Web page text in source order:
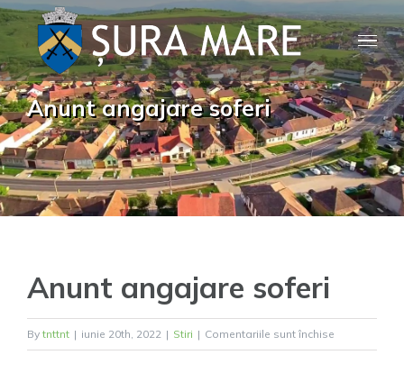
Skip
content
Anunt angajare soferi
Anunt angajare soferi
By tnttnt | iunie 20th, 2022 | Stiri | Comentariile sunt închise
Anunt